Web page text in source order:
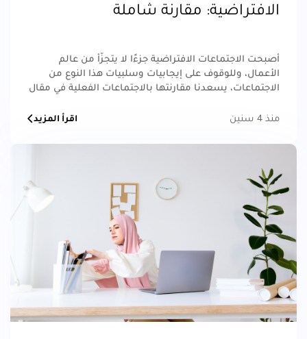
الافتراضية: مقارنة شاملة
أصبحت الاجتماعات الافتراضية جزءًا لا يتجزّأ من عالم
الأعمال، وللوقوف على إيجابيات وسلبيات هذا النوع من
الاجتماعات، يسعدنا مقارنتها بالاجتماعات الفعلية في مقال
منذ 4 سنين
اقرأ المزيد